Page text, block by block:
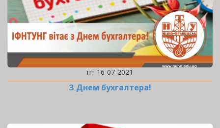
пт 16-07-2021
З Днем бухгалтера!